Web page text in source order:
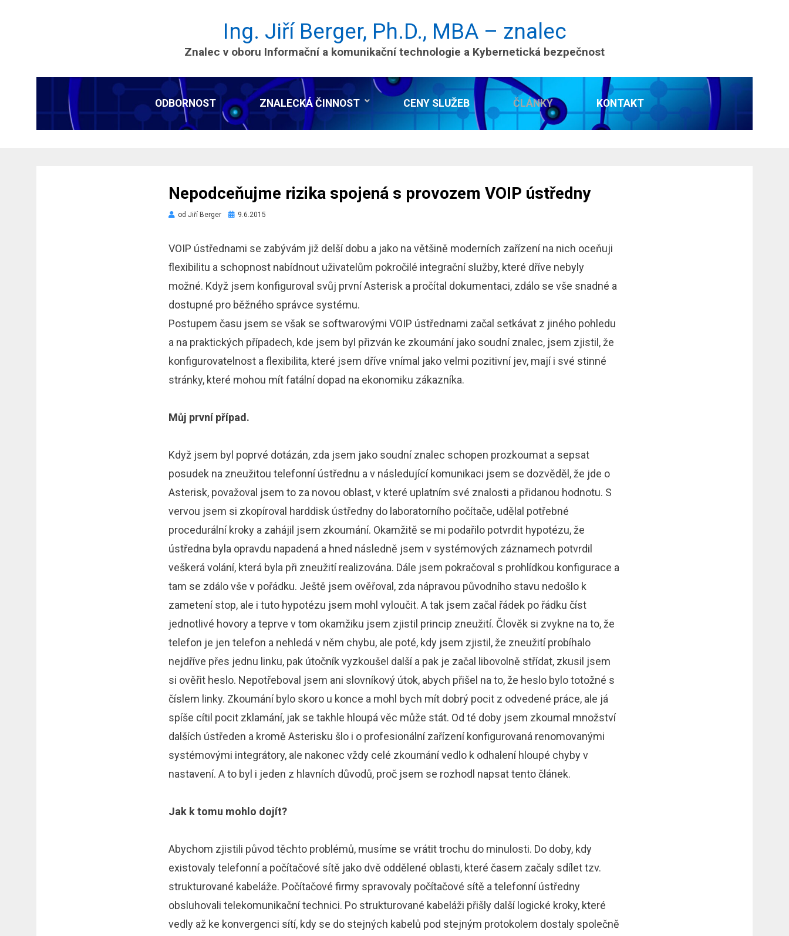
Ing. Jiří Berger, Ph.D., MBA – znalec
Znalec v oboru Informační a komunikační technologie a Kybernetická bezpečnost
ODBORNOST ZNALECKÁ ČINNOST CENY SLUŽEB ČLÁNKY KONTAKT
Nepodceňujme rizika spojená s provozem VOIP ústředny
od Jiří Berger
Zveřejněno
9.6.2015
VOIP ústřednami se zabývám již delší dobu a jako na většině moderních zařízení na nich oceňuji
flexibilitu a schopnost nabídnout uživatelům pokročilé integrační služby, které dříve nebyly
možné. Když jsem konfiguroval svůj první Asterisk a pročítal dokumentaci, zdálo se vše snadné a
dostupné pro běžného správce systému.
Postupem času jsem se však se softwarovými VOIP ústřednami začal setkávat z jiného pohledu
a na praktických případech, kde jsem byl přizván ke zkoumání jako soudní znalec, jsem zjistil, že
konfigurovatelnost a flexibilita, které jsem dříve vnímal jako velmi pozitivní jev, mají i své stinné
stránky, které mohou mít fatální dopad na ekonomiku zákazníka.
Můj první případ.
Když jsem byl poprvé dotázán, zda jsem jako soudní znalec schopen prozkoumat a sepsat
posudek na zneužitou telefonní ústřednu a v následující komunikaci jsem se dozvěděl, že jde o
Asterisk, považoval jsem to za novou oblast, v které uplatním své znalosti a přidanou hodnotu. S
vervou jsem si zkopíroval harddisk ústředny do laboratorního počítače, udělal potřebné
procedurální kroky a zahájil jsem zkoumání. Okamžitě se mi podařilo potvrdit hypotézu, že
ústředna byla opravdu napadená a hned následně jsem v systémových záznamech potvrdil
veškerá volání, která byla při zneužití realizována. Dále jsem pokračoval s prohlídkou konfigurace a
tam se zdálo vše v pořádku. Ještě jsem ověřoval, zda nápravou původního stavu nedošlo k
zametení stop, ale i tuto hypotézu jsem mohl vyloučit. A tak jsem začal řádek po řádku číst
jednotlivé hovory a teprve v tom okamžiku jsem zjistil princip zneužití. Člověk si zvykne na to, že
telefon je jen telefon a nehledá v něm chybu, ale poté, kdy jsem zjistil, že zneužití probíhalo
nejdříve přes jednu linku, pak útočník vyzkoušel další a pak je začal libovolně střídat, zkusil jsem
si ověřit heslo. Nepotřeboval jsem ani slovníkový útok, abych přišel na to, že heslo bylo totožné s
číslem linky. Zkoumání bylo skoro u konce a mohl bych mít dobrý pocit z odvedené práce, ale já
spíše cítil pocit zklamání, jak se takhle hloupá věc může stát. Od té doby jsem zkoumal množství
dalších ústředen a kromě Asterisku šlo i o profesionální zařízení konfigurovaná renomovanými
systémovými integrátory, ale nakonec vždy celé zkoumání vedlo k odhalení hloupé chyby v
nastavení. A to byl i jeden z hlavních důvodů, proč jsem se rozhodl napsat tento článek.
Jak k tomu mohlo dojít?
Abychom zjistili původ těchto problémů, musíme se vrátit trochu do minulosti. Do doby, kdy
existovaly telefonní a počítačové sítě jako dvě oddělené oblasti, které časem začaly sdílet tzv.
strukturované kabeláže. Počítačové firmy spravovaly počítačové sítě a telefonní ústředny
obsluhovali telekomunikační technici. Po strukturované kabeláži přišly další logické kroky, které
vedly až ke konvergenci sítí, kdy se do stejných kabelů pod stejným protokolem dostaly společně